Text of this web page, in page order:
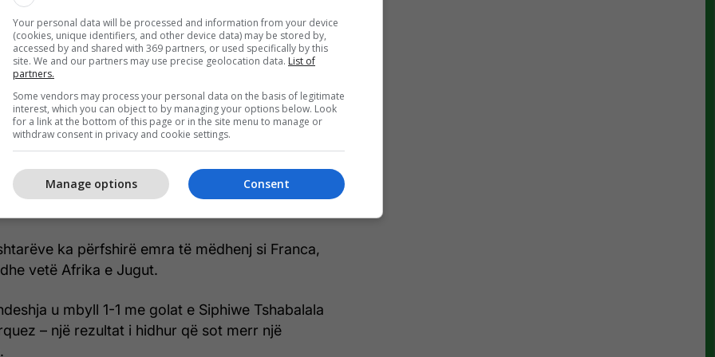
FcJUjFOSoW
(@brfootball)December 5, 2025
të mëdha dhe presioni edhe më i madh. Kjo
ndikojë jo vetëm në fatin e Grupit A, por edhe
të gjithë Kupës së Botës së parë me 48
vende nikoqire.
për vështirësitë e Meksikës: në shtatë
të mëparshme, bilanci është pesë humbje, dy
të pësuar dhe vetëm dy të shënuar.
ka përfshirë emra të mëdhenj si Franca,
vetë Afrika e Jugut.
u mbyll 1-1 me golat e Siphiwe Tshabalala
– një rezultat i hidhur që sot merr një
Your personal data will be processed and information from your device
(cookies, unique identifiers, and other device data) may be stored by,
accessed by and shared with 369 partners, or used specifically by this
site. We and our partners may use precise geolocation data. List of
partners.
Some vendors may process your personal data on the basis of legitimate
interest, which you can object to by managing your options below. Look
for a link at the bottom of this page or in the site menu to manage or
withdraw consent in privacy and cookie settings.
Consent
Manage options